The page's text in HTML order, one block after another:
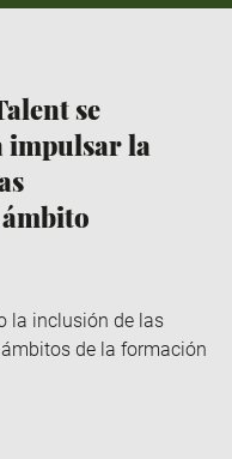
se
impulsar la
la inclusión de las
de la formación